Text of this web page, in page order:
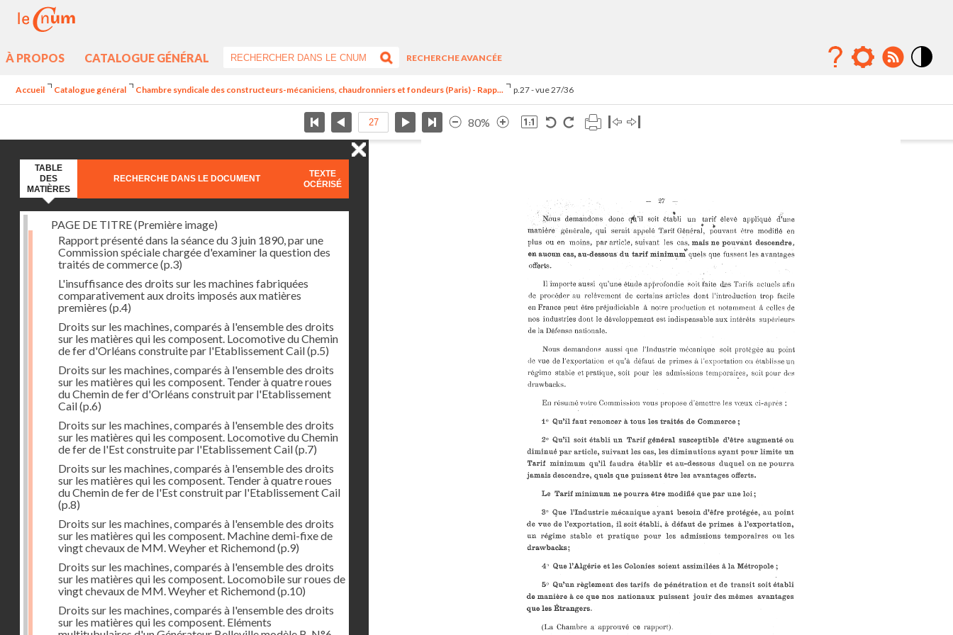
À PROPOS CATALOGUE GÉNÉRAL
RECHERCHE AVANCÉE
Accueil Catalogue général Chambre syndicale des constructeurs-mécaniciens, chaudronniers et fondeurs (Paris) - Rapp... p.27 - vue 27/36
80%
TABLE
DES
MATIÈRES
RECHERCHE DANS LE DOCUMENT
TEXTE
OCÉRISÉ
PAGE DE TITRE (Première image)
Rapport présenté dans la séance du 3 juin 1890, par une
Commission spéciale chargée d'examiner la question des
traités de commerce(p.3)
L'insuffisance des droits sur les machines fabriquées
comparativement aux droits imposés aux matières
premières (p.4)
Droits sur les machines, comparés à l'ensemble des droits
sur les matières qui les composent. Locomotive du Chemin
de fer d'Orléans construite par l'Etablissement Cail(p.5)
Droits sur les machines, comparés à l'ensemble des droits
sur les matières qui les composent. Tender à quatre roues
du Chemin de fer d'Orléans construit par l'Etablissement
Cail(p.6)
Droits sur les machines, comparés à l'ensemble des droits
sur les matières qui les composent. Locomotive du Chemin
de fer de l'Est construite par l'Etablissement Cail(p.7)
Droits sur les machines, comparés à l'ensemble des droits
sur les matières qui les composent. Tender à quatre roues
du Chemin de fer de l'Est construit par l'Etablissement Cail
(p.8)
Droits sur les machines, comparés à l'ensemble des droits
sur les matières qui les composent. Machine demi-fixe de
vingt chevaux de MM. Weyher et Richemond(p.9)
Droits sur les machines, comparés à l'ensemble des droits
sur les matières qui les composent. Locomobile sur roues de
vingt chevaux de MM. Weyher et Richemond(p.10)
Droits sur les machines, comparés à l'ensemble des droits
sur les matières qui les composent. Eléments